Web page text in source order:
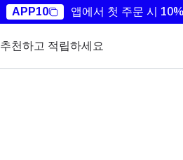
APP10 앱에서 첫 주문 시
추천하고 적립하세요